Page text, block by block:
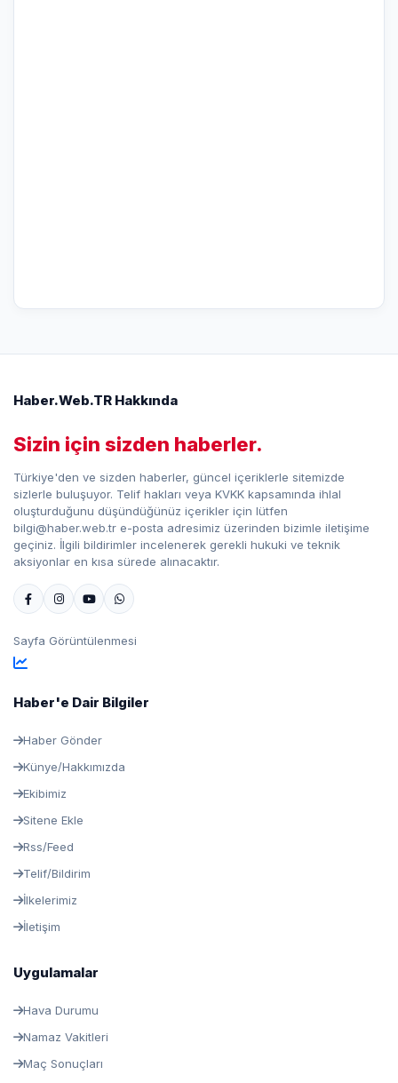
Haber.Web.TR Hakkında
Sizin için sizden haberler.
Türkiye'den ve sizden haberler, güncel içeriklerle sitemizde
sizlerle buluşuyor. Telif hakları veya KVKK kapsamında ihlal
oluşturduğunu düşündüğünüz içerikler için lütfen
bilgi@haber.web.tr e-posta adresimiz üzerinden bizimle iletişime
geçiniz. İlgili bildirimler incelenerek gerekli hukuki ve teknik
aksiyonlar en kısa sürede alınacaktır.
Sayfa Görüntülenmesi
Haber'e Dair Bilgiler
Haber Gönder
Künye/Hakkımızda
Ekibimiz
Sitene Ekle
Rss/Feed
Telif/Bildirim
İlkelerimiz
İletişim
Uygulamalar
Hava Durumu
Namaz Vakitleri
Maç Sonuçları